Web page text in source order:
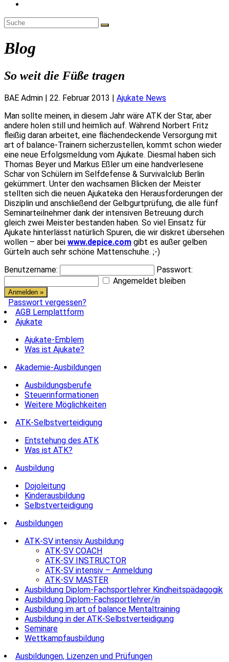
umschalten
Blog
So weit die Füße tragen
BAE Admin | 22. Februar 2013 | Ajukate News
Man sollte meinen, in diesem Jahr wäre ATK der Star, aber
andere holen still und heimlich auf. Während Norbert Fritz
fleißig daran arbeitet, eine flächendeckende Versorgung mit
art of balance-Trainern sicherzustellen, kommt schon wieder
eine neue Erfolgsmeldung vom Ajukate. Diesmal haben sich
Thomas Beyer und Markus Eßler um eine handverlesene
Schar von Schülern im Selfdefense & Survivalclub Berlin
gekümmert. Unter den wachsamen Blicken der Meister
stellten sich die neuen Ajukateka den Herausforderungen der
Disziplin und anschließend der Gelbgurtprüfung, die alle fünf
Seminarteilnehmer dank der intensiven Betreuung durch
gleich zwei Meister bestanden haben. So viel Einsatz für
Ajukate hinterlässt natürlich Spuren, die wir diskret übersehen
wollen – aber bei www.depice.com gibt es außer gelben
Gürteln auch sehr schöne Mattenschuhe. ;-)
Benutzername:
Passwort:
Angemeldet bleiben
Passwort vergessen?
AGB Lernplattform
Ajukate
Ajukate-Emblem
Was ist Ajukate?
Akademie-Ausbildungen
Ausbildungsberufe
Steuerinformationen
Weitere Möglichkeiten
ATK-Selbstverteidigung
Entstehung des ATK
Was ist ATK?
Ausbildung
Dojoleitung
Kinderausbildung
Selbstverteidigung
Ausbildungen
ATK-SV intensiv Ausbildung
ATK-SV COACH
ATK-SV INSTRUCTOR
ATK-SV intensiv – Anmeldung
ATK-SV MASTER
Ausbildung Diplom-Fachsportlehrer Kindheitspädagogik
Ausbildung Diplom-Fachsportlehrer/in
Ausbildung im art of balance Mentaltraining
Ausbildung in der ATK-Selbstverteidigung
Seminare
Wettkampfausbildung
Ausbildungen, Lizenzen und Prüfungen